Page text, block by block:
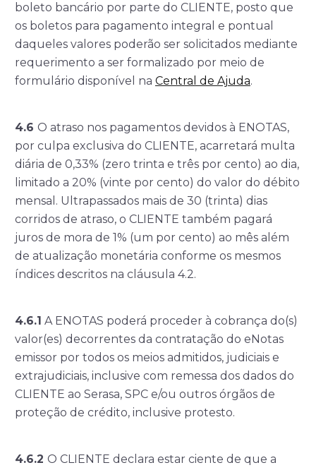
boleto bancário por parte do CLIENTE, posto que
os boletos para pagamento integral e pontual
daqueles valores poderão ser solicitados mediante
requerimento a ser formalizado por meio de
formulário disponível na Central de Ajuda.
4.6 O atraso nos pagamentos devidos à ENOTAS,
por culpa exclusiva do CLIENTE, acarretará multa
diária de 0,33% (zero trinta e três por cento) ao dia,
limitado a 20% (vinte por cento) do valor do débito
mensal. Ultrapassados mais de 30 (trinta) dias
corridos de atraso, o CLIENTE também pagará
juros de mora de 1% (um por cento) ao mês além
de atualização monetária conforme os mesmos
índices descritos na cláusula 4.2.
4.6.1 A ENOTAS poderá proceder à cobrança do(s)
valor(es) decorrentes da contratação do eNotas
emissor por todos os meios admitidos, judiciais e
extrajudiciais, inclusive com remessa dos dados do
CLIENTE ao Serasa, SPC e/ou outros órgãos de
proteção de crédito, inclusive protesto.
4.6.2 O CLIENTE declara estar ciente de que a